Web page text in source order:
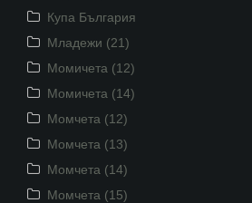
Купа България
Младежи (21)
Момичета (12)
Момичета (14)
Момчета (12)
Момчета (13)
Момчета (14)
Момчета (15)